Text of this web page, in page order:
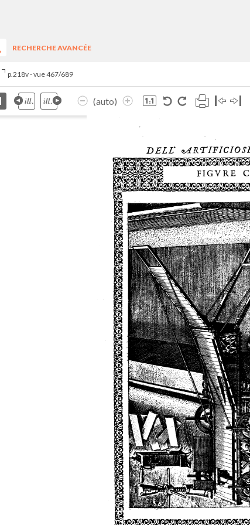
RECHERCHE AVANCÉE
p.218v - vue 467/689
(auto)